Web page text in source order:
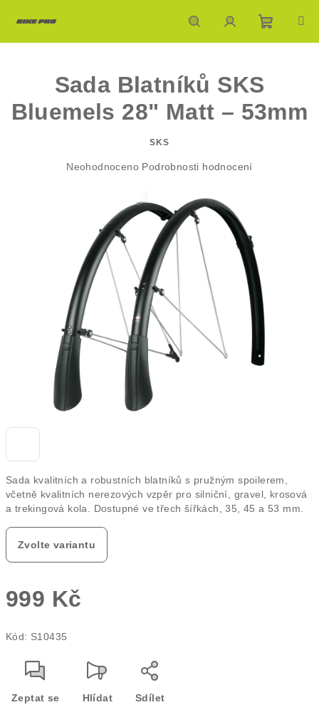
HledatPřihlášeníNákupní
Sada kvalitních a robustních blatníků s pružným spoilerem,
včetně kvalitních nerezových vzpěr pro silniční, gravel, krosová
a trekingová kola. Dostupné ve třech šířkách, 35, 45 a 53 mm.
Zvolte variantu
999 Kč
cena:
Kód: S10435
Zeptat se Hlídat Sdílet
Sada Blatníků SKS
Bluemels 28" Matt – 53mm
SKS
Průměrné
hvězdiček.
Neohodnoceno Podrobnosti hodnocení